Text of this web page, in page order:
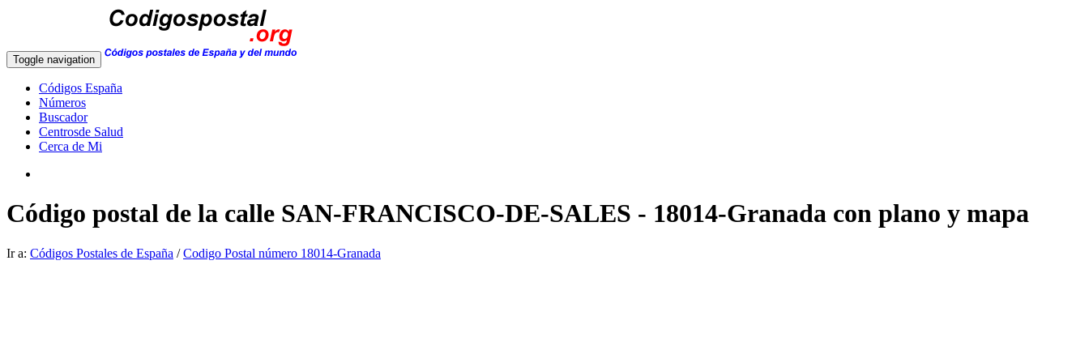
Toggle navigation
Códigos España
Números
Buscador
Centrosde Salud
Cerca de Mi
Código postal de la calle SAN-FRANCISCO-DE-SALES - 18014-Granada con plano y mapa
Ir a: Códigos Postales de España /Codigo Postal número 18014-Granada